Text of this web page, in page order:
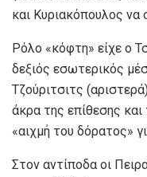
και Κυριακόπουλος να
Ρόλο «κόφτη» είχε ο
δεξιός εσωτερικός
Τζούριτσιτς
άκρα της επίθεσης
«αιχμή του δόρατος»
Στον αντίποδα οι